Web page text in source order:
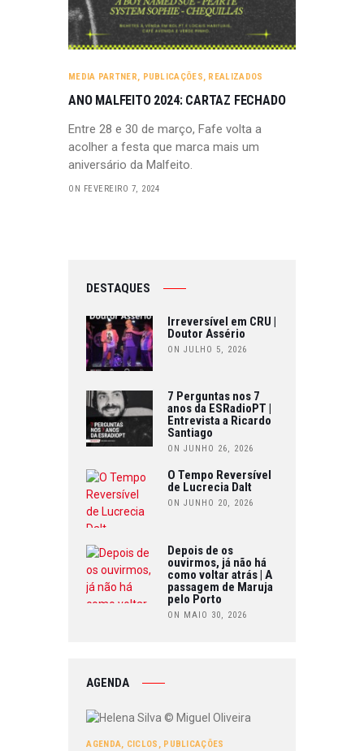
MEDIA PARTNER, PUBLICAÇÕES, REALIZADOS
ANO MALFEITO 2024: CARTAZ FECHADO
Entre 28 e 30 de março, Fafe volta a
acolher a festa que marca mais um
aniversário da Malfeito.
ON FEVEREIRO 7, 2024
DESTAQUES
Irreversível em CRU |
Doutor Assério
ON JULHO 5, 2026
7 Perguntas nos 7
anos da ESRadioPT |
Entrevista a Ricardo
Santiago
ON JUNHO 26, 2026
O Tempo Reversível
de Lucrecia Dalt
ON JUNHO 20, 2026
Depois de os
ouvirmos, já não há
como voltar atrás | A
passagem de Maruja
pelo Porto
ON MAIO 30, 2026
AGENDA
AGENDA, CICLOS , PUBLICAÇÕES